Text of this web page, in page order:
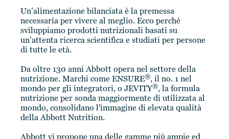
Un’alimentazione bilanciata è la premessa
necessaria per vivere al meglio. Ecco perché
sviluppiamo prodotti nutrizionali basati su
un’attenta ricerca scientifica e studiati per persone
di tutte le età.
Da oltre 130 anni Abbott opera nel settore della
nutrizione. Marchi come ENSURE®, il no. 1 nel
mondo per gli integratori, o JEVITY®, la formula
nutrizione per sonda maggiormente di utilizzata al
mondo, consolidano l'immagine di elevata qualità
della Abbott Nutrition.